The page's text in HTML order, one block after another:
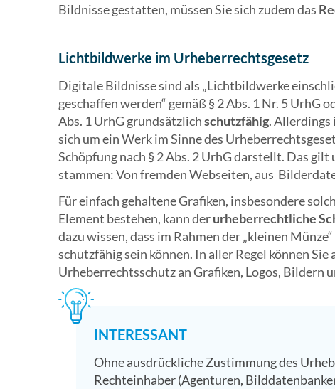
Bildnisse gestatten, müssen Sie sich zudem das
Lichtbildwerke im Urheberrechtsgesetz
Digitale Bildnisse sind als „Lichtbildwerke
geschaffen werden“ gemäß § 2 Abs. 1 Nr. 5 UrhG
Abs. 1 UrhG grundsätzlichschutzfähig. Allerdings
sich um ein Werk im Sinne des
Schöpfung nach § 2 Abs. 2 UrhG darstellt. Das
stammen: Von fremden Webseiten, aus
Für einfach gehaltene Grafiken, insbesondere
Element bestehen, kann derurheberrechtliche
dazu wissen, dass im Rahmen der „kleinen
schutzfähig sein können. In aller Regel können Sie
Urheberrechtsschutz an Grafiken, Logos, Bildern
INTERESSANT
Ohne ausdrückliche Zustimmung des
Rechteinhaber (Agenturen,